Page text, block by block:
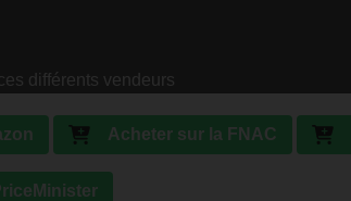
différents vendeurs
Acheter sur la FNAC